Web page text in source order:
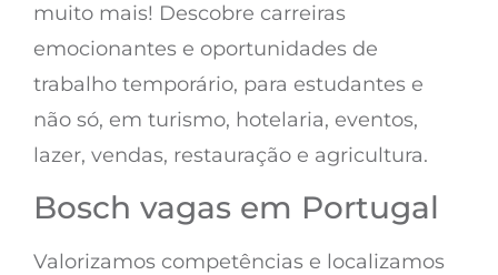
muito mais! Descobre carreiras
emocionantes e oportunidades de
trabalho temporário, para estudantes e
não só, em turismo, hotelaria, eventos,
lazer, vendas, restauração e agricultura.
Bosch vagas em Portugal
Valorizamos competências e localizamos